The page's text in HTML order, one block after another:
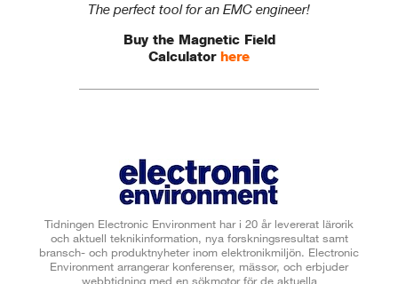
The perfect tool for an EMC engineer!
Buy the Magnetic Field
Calculator here
Tidningen Electronic Environment har i 20 år levererat lärorik
och aktuell teknikinformation, nya forskningsresultat samt
bransch- och produktnyheter inom elektronikmiljön. Electronic
Environment arrangerar konferenser, mässor, och erbjuder
webbtidning med en sökmotor för de aktuella